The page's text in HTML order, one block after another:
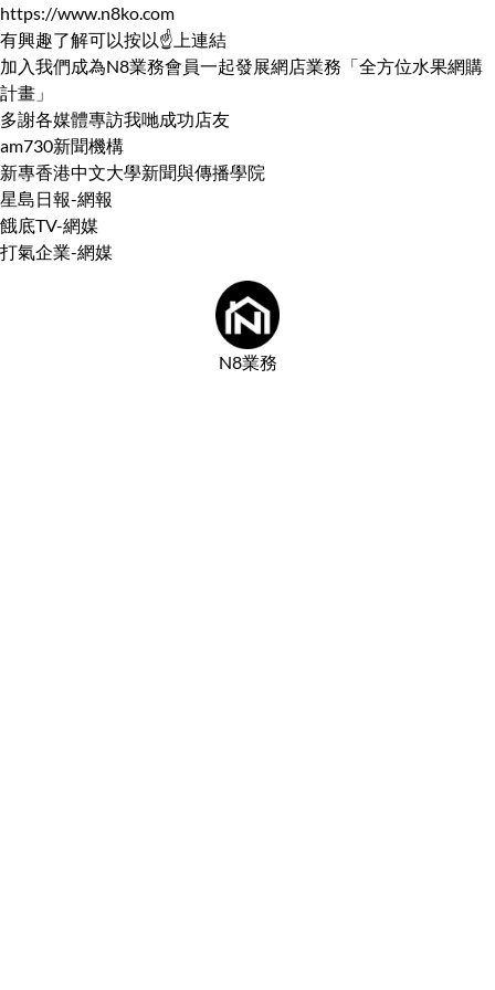
https://www.n8ko.com
有興趣了解可以按以☝️上連結
加入我們成為N8業務會員一起發展網店業務「全方位水果網購
計畫」
多謝各媒體專訪我哋成功店友
am730新聞機構
新專香港中文大學新聞與傳播學院
星島日報-網報
餓底TV-網媒
打氣企業-網媒
N8業務